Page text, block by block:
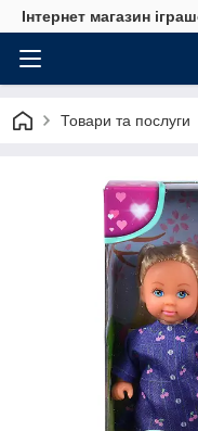
Інтернет магазин
Товари та послуги